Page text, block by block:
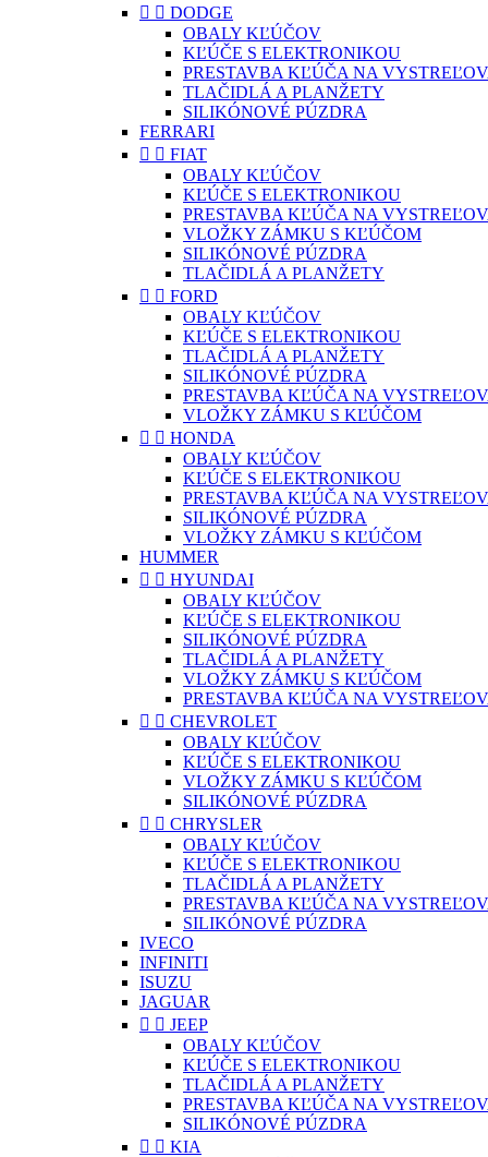
  DODGE
OBALY KĽÚČOV
KĽÚČE S ELEKTRONIKOU
PRESTAVBA KĽÚČA NA
TLAČIDLÁ A PLANŽETY
SILIKÓNOVÉ PÚZDRA
FERRARI
  FIAT
OBALY KĽÚČOV
KĽÚČE S ELEKTRONIKOU
PRESTAVBA KĽÚČA NA
VLOŽKY ZÁMKU S KĽÚČOM
SILIKÓNOVÉ PÚZDRA
TLAČIDLÁ A PLANŽETY
  FORD
OBALY KĽÚČOV
KĽÚČE S ELEKTRONIKOU
TLAČIDLÁ A PLANŽETY
SILIKÓNOVÉ PÚZDRA
PRESTAVBA KĽÚČA NA
VLOŽKY ZÁMKU S KĽÚČOM
  HONDA
OBALY KĽÚČOV
KĽÚČE S ELEKTRONIKOU
PRESTAVBA KĽÚČA NA
SILIKÓNOVÉ PÚZDRA
VLOŽKY ZÁMKU S KĽÚČOM
HUMMER
  HYUNDAI
OBALY KĽÚČOV
KĽÚČE S ELEKTRONIKOU
SILIKÓNOVÉ PÚZDRA
TLAČIDLÁ A PLANŽETY
VLOŽKY ZÁMKU S KĽÚČOM
PRESTAVBA KĽÚČA NA
  CHEVROLET
OBALY KĽÚČOV
KĽÚČE S ELEKTRONIKOU
VLOŽKY ZÁMKU S KĽÚČOM
SILIKÓNOVÉ PÚZDRA
  CHRYSLER
OBALY KĽÚČOV
KĽÚČE S ELEKTRONIKOU
TLAČIDLÁ A PLANŽETY
PRESTAVBA KĽÚČA NA
SILIKÓNOVÉ PÚZDRA
IVECO
INFINITI
ISUZU
JAGUAR
  JEEP
OBALY KĽÚČOV
KĽÚČE S ELEKTRONIKOU
TLAČIDLÁ A PLANŽETY
PRESTAVBA KĽÚČA NA
SILIKÓNOVÉ PÚZDRA
  KIA